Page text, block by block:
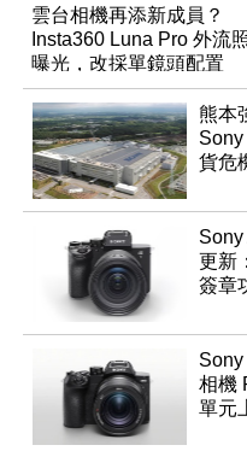
雲台相機再添新成員？
Insta360 Luna Pro 外流
曝光，改採單鏡頭配置
熊本
貨危
Sony
更新
簽章
相機
單元